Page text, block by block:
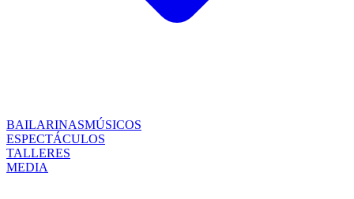
BAILARINASMÚSICOS
ESPECTÁCULOS
TALLERES
MEDIA